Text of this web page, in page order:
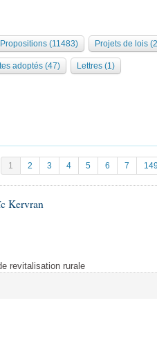
Propositions (11483) Projets de lois
adoptés (47) Lettres (1)
1 2 3 4 5 6 7
Kervran
revitalisation rurale